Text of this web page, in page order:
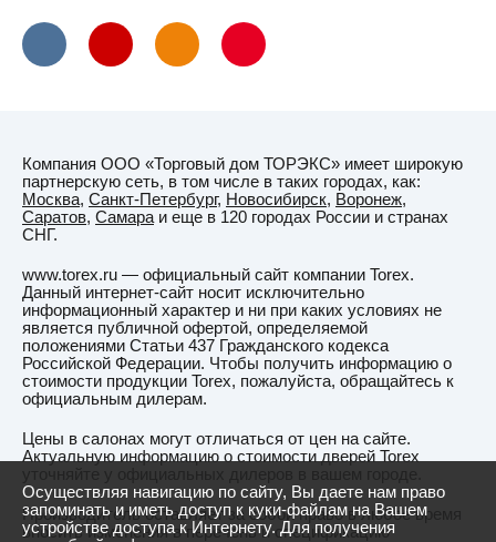
Вильнюс
Владикавказ
Владимир
Владимирская
область
ВНИИССОК
Водный
Волгоград
Волгодонск
Волжский
Вологда
Компания ООО «Торговый дом ТОРЭКС» имеет широкую
партнерскую сеть, в том числе в таких городах, как:
Москва, Санкт-Петербург, Новосибирск, Воронеж,
Саратов, Самара и еще в 120 городах России и странах
СНГ.
www.torex.ru — официальный сайт компании Torex.
Данный интернет-сайт носит исключительно
информационный характер и ни при каких условиях не
является публичной офертой, определяемой
положениями Статьи 437 Гражданского кодекса
Российской Федерации. Чтобы получить информацию о
стоимости продукции Torex, пожалуйста, обращайтесь к
официальным дилерам.
Цены в салонах могут отличаться от цен на сайте.
Актуальную информацию о стоимости дверей Torex
Производитель оставляет за собой право в любое время
вносить изменения в перечень и спецификацию
Осуществляя навигацию по сайту, Вы даете нам право
запоминать и иметь доступ к куки-файлам на Вашем
устройстве доступа к Интернету. Для получения